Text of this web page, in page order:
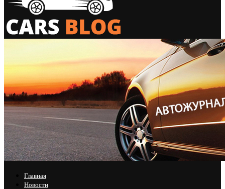
Главная
Новости